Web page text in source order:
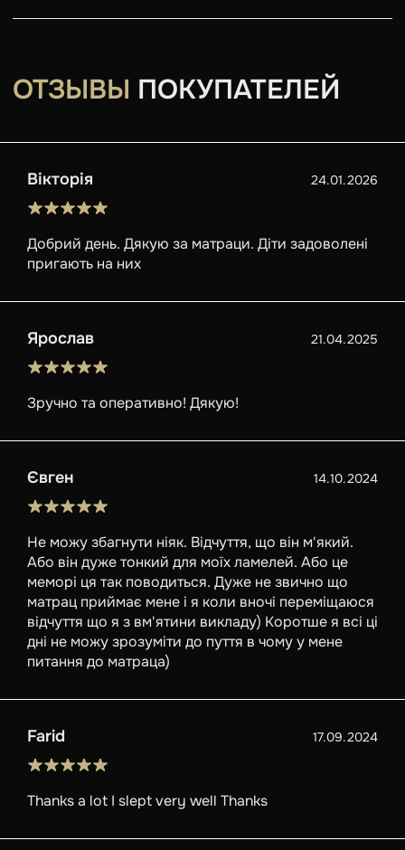
ОТЗЫВЫ ПОКУПАТЕЛЕЙ
Вікторія 24.01.2026
Добрий день. Дякую за матраци. Діти задоволені
пригають на них
Ярослав 21.04.2025
Зручно та оперативно! Дякую!
Євген 14.10.2024
Не можу збагнути ніяк. Відчуття, що він м'який.
Або він дуже тонкий для моїх ламелей. Або це
меморі ця так поводиться. Дуже не звично що
матрац приймає мене і я коли вночі переміщаюся
відчуття що я з вм'ятини викладу) Коротше я всі ці
дні не можу зрозуміти до пуття в чому у мене
питання до матраца)
Farid 17.09.2024
Thanks a lot I slept very well Thanks